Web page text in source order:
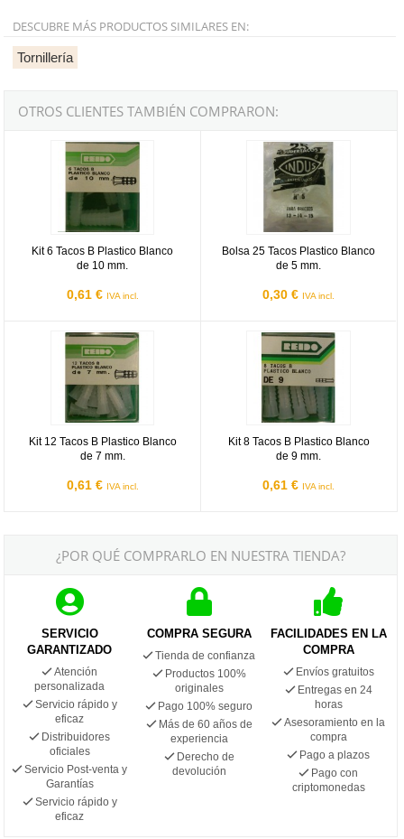
DESCUBRE MÁS PRODUCTOS SIMILARES EN:
Tornillería
OTROS CLIENTES TAMBIÉN COMPRARON:
Kit 6 Tacos B Plastico Blanco
de 10 mm.
0,61 € IVA incl.
Kit 6 Tacos B Plastico Blanco de 10 mm.
Bolsa 25 Tacos Plastico Blanco
de 5 mm.
0,30 € IVA incl.
Bolsa 25 Tacos Plastico Blanco
Kit 12 Tacos B Plastico Blanco
de 7 mm.
0,61 € IVA incl.
Kit 12 Tacos B Plastico Blanco de 7 mm.
Kit 8 Tacos B Plastico Blanco
de 9 mm.
0,61 € IVA incl.
Kit 8 Tacos B Plastico Blanco de
¿POR QUÉ COMPRARLO EN NUESTRA TIENDA?
SERVICIO
GARANTIZADO
Atención
personalizada
Servicio rápido y
eficaz
Distribuidores
oficiales
Servicio Post-venta y
Garantías
Servicio rápido y
eficaz
COMPRA SEGURA
Tienda de confianza
Productos 100%
originales
Pago 100% seguro
Más de 60 años de
experiencia
Derecho de
devolución
FACILIDADES EN LA
COMPRA
Envíos gratuitos
Entregas en 24
horas
Asesoramiento en la
compra
Pago a plazos
Pago con
criptomonedas